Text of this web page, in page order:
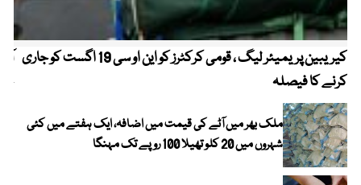
کیریبین پریمیئر لیگ ، قومی کرکٹرز کو این او سی 19 اگست کو جاری
کرنے کا فیصلہ
ملک بھر میں آٹے کی قیمت میں اضافہ، ایک ہفتے میں کئی
شہروں میں 20 کلو تھیلا 100 روپے تک مہنگا